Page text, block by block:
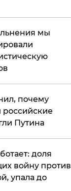
мы
почему
Путина
доля
войну против
упала до